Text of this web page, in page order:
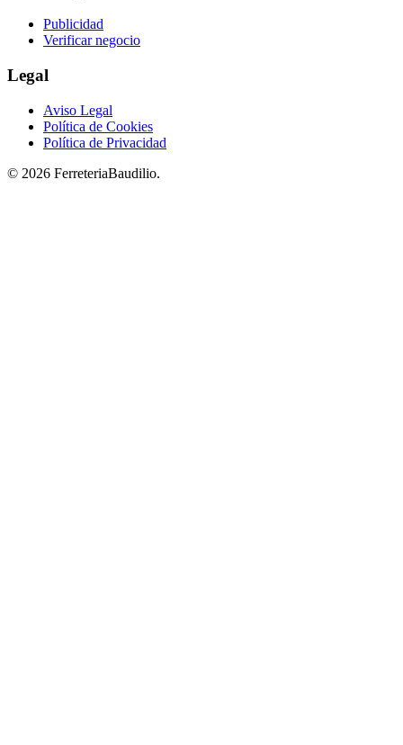
Publicidad
Verificar negocio
Legal
Aviso Legal
Política de Cookies
Política de Privacidad
© 2026 FerreteriaBaudilio.